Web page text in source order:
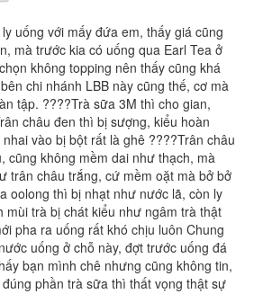
uống với mấy đứa em, thấy giá cũng
mà trước kia có uống qua Earl Tea ở
không topping nên thấy cũng khá
chi nhánh LBB này cũng thế, cơ mà
tập. ????Trà sữa 3M thì cho gian,
châu đen thì bị sượng, kiểu hoàn
vào bị bột rất là ghê ????Trân châu
cũng không mềm dai như thạch, mà
trân châu trắng, cứ mềm oặt mà bở bở
oolong thì bị nhạt như nước lã, còn ly
mùi trà bị chát kiểu như ngâm trà thật
pha ra uống rất khó chịu luôn Chung
uống ở chỗ này, đợt trước uống đá
bạn mình chê nhưng cũng không tin,
phần trà sữa thì thất vọng thật sự